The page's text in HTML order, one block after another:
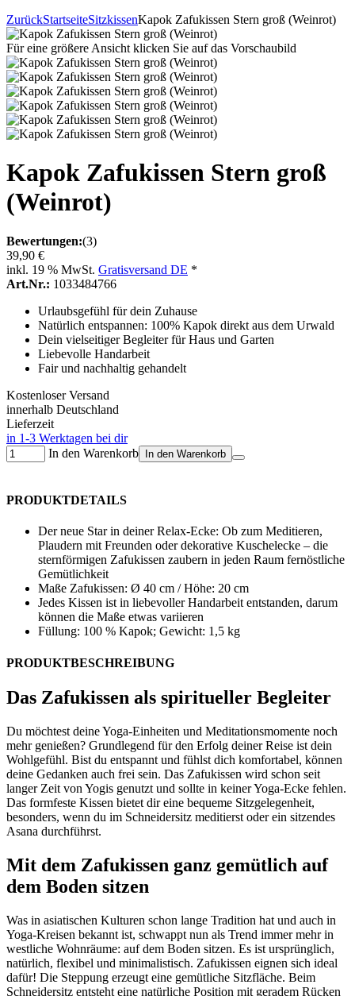
ZurückStartseiteSitzkissenKapok Zafukissen Stern groß (Weinrot)
Für eine größere Ansicht klicken Sie auf das Vorschaubild
Kapok Zafukissen Stern groß
(Weinrot)
Bewertungen:(3)
39,90 €
inkl. 19 % MwSt. Gratisversand DE *
Art.Nr.: 1033484766
Urlaubsgefühl für dein Zuhause
Natürlich entspannen: 100% Kapok direkt aus dem Urwald
Dein vielseitiger Begleiter für Haus und Garten
Liebevolle Handarbeit
Fair und nachhaltig gehandelt
Kostenloser Versand
innerhalb Deutschland
Lieferzeit
in 1-3 Werktagen bei dir
In den Warenkorb
In den Warenkorb
PRODUKTDETAILS
Der neue Star in deiner Relax-Ecke: Ob zum Meditieren,
Plaudern mit Freunden oder dekorative Kuschelecke – die
sternförmigen Zafukissen zaubern in jeden Raum fernöstliche
Gemütlichkeit
Maße Zafukissen: Ø 40 cm / Höhe: 20 cm
Jedes Kissen ist in liebevoller Handarbeit entstanden, darum
können die Maße etwas variieren
Füllung: 100 % Kapok; Gewicht: 1,5 kg
PRODUKTBESCHREIBUNG
Das Zafukissen als spiritueller Begleiter
Du möchtest deine Yoga-Einheiten und Meditationsmomente noch
mehr genießen? Grundlegend für den Erfolg deiner Reise ist dein
Wohlgefühl. Bist du entspannt und fühlst dich komfortabel, können
deine Gedanken auch frei sein. Das Zafukissen wird schon seit
langer Zeit von Yogis genutzt und sollte in keiner Yoga-Ecke fehlen.
Das formfeste Kissen bietet dir eine bequeme Sitzgelegenheit,
besonders, wenn du im Schneidersitz meditierst oder ein sitzendes
Asana durchführst.
Mit dem Zafukissen ganz gemütlich auf
dem Boden sitzen
Was in asiatischen Kulturen schon lange Tradition hat und auch in
Yoga-Kreisen bekannt ist, schwappt nun als Trend immer mehr in
westliche Wohnräume: auf dem Boden sitzen. Es ist ursprünglich,
natürlich, flexibel und minimalistisch. Zafukissen eignen sich ideal
dafür! Die Steppung erzeugt eine gemütliche Sitzfläche. Beim
Schneidersitz entsteht eine natürliche Position mit geradem Rücken